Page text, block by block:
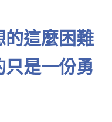
的這麼困難
只是一份勇